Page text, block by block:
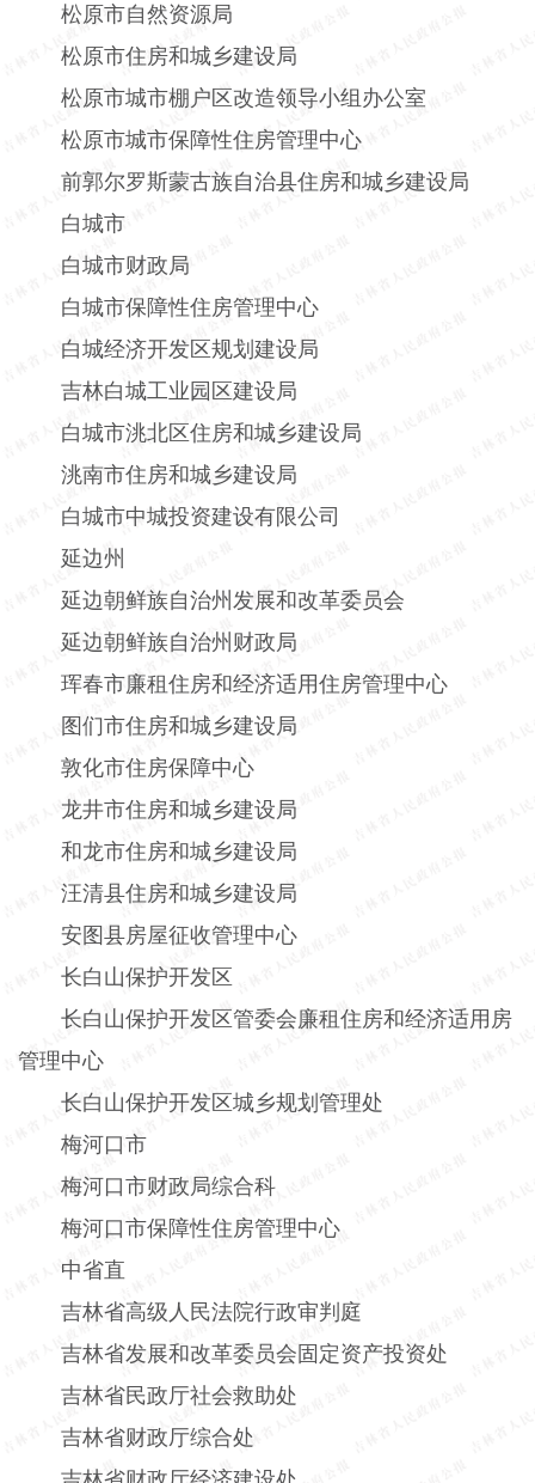
松原市自然资源局
松原市住房和城乡建设局
松原市城市棚户区改造领导小组办公室
松原市城市保障性住房管理中心
前郭尔罗斯蒙古族自治县住房和城乡建设局
白城市
白城市财政局
白城市保障性住房管理中心
白城经济开发区规划建设局
吉林白城工业园区建设局
白城市洮北区住房和城乡建设局
洮南市住房和城乡建设局
白城市中城投资建设有限公司
延边州
延边朝鲜族自治州发展和改革委员会
延边朝鲜族自治州财政局
珲春市廉租住房和经济适用住房管理中心
图们市住房和城乡建设局
敦化市住房保障中心
龙井市住房和城乡建设局
和龙市住房和城乡建设局
汪清县住房和城乡建设局
安图县房屋征收管理中心
长白山保护开发区
长白山保护开发区管委会廉租住房和经济适用房
管理中心
长白山保护开发区城乡规划管理处
梅河口市
梅河口市财政局综合科
梅河口市保障性住房管理中心
中省直
吉林省高级人民法院行政审判庭
吉林省发展和改革委员会固定资产投资处
吉林省民政厅社会救助处
吉林省财政厅综合处